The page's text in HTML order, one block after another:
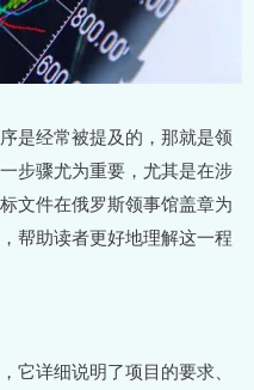
是经常被提及的，那就是领
步骤尤为重要，尤其是在涉
文件在俄罗斯领事馆盖章为
帮助读者更好地理解这一程
它详细说明了项目的要求、